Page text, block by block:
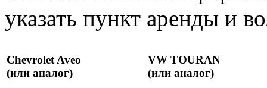
указать пункт аренды и
Chevrolet Aveo
(или аналог)
VW TOURAN
(или аналог)